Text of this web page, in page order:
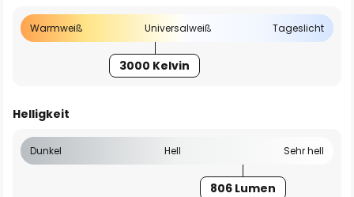
Warmweiß Universalweiß Tageslicht
3000 Kelvin
Helligkeit
Dunkel Hell Sehr hell
806 Lumen